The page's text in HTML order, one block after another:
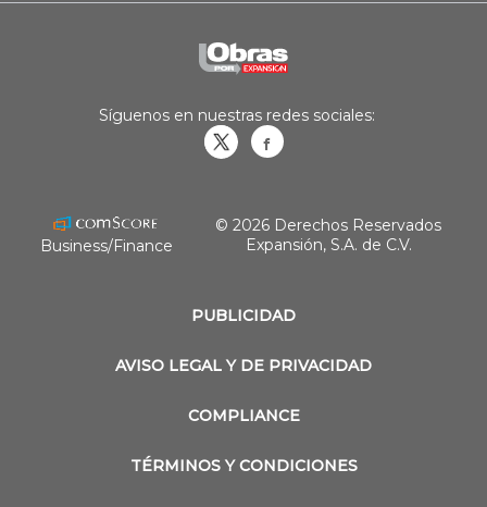
PUBLICIDAD
AVISO LEGAL Y DE PRIVACIDAD
COMPLIANCE
TÉRMINOS Y CONDICIONES
Síguenos en nuestras redes sociales:
Business/Finance
© 2026 Derechos Reservados
Expansión, S.A. de C.V.